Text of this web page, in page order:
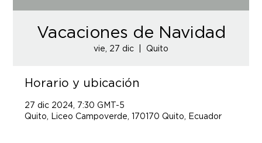
Vacaciones de Navidad
vie, 27 dic Quito
Horario y ubicación
27 dic 2024, 7:30 GMT-5
Quito, Liceo Campoverde, 170170 Quito, Ecuador